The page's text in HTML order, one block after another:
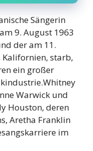
Sängerin
9. August 1963
der am 11.
starb,
ein großer
Warwick und
Houston, deren
Aretha Franklin
im